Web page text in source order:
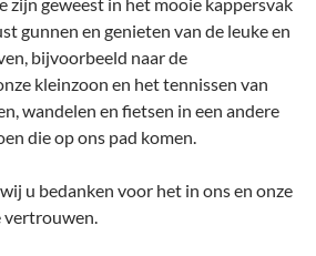
gunnen en genieten van de leuke en
bijvoorbeeld naar de
kleinzoon en het tennissen van
wandelen en fietsen in een andere
die op ons pad komen.
u bedanken voor het in ons en onze
vertrouwen.